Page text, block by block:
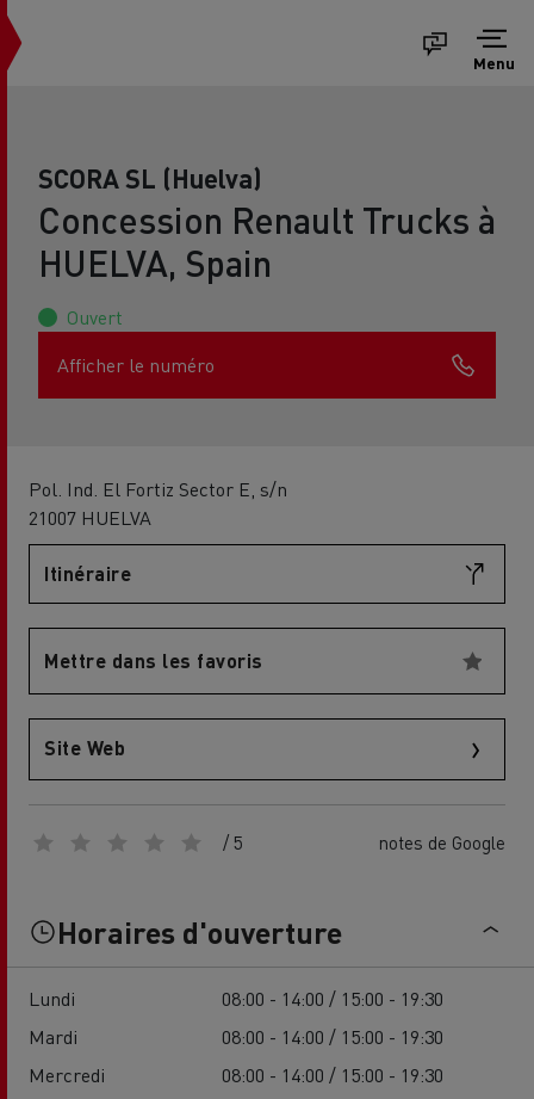
Menu
SCORA SL (Huelva)
Concession Renault Trucks à
HUELVA, Spain
Ouvert
Afficher le numéro
Pol. Ind. El Fortiz Sector E, s/n
21007 HUELVA
Itinéraire
Mettre dans les favoris
Site Web
/ 5 notes de Google
Horaires d'ouverture
Lundi
08:00 - 14:00 / 15:00 - 19:30
Mardi
08:00 - 14:00 / 15:00 - 19:30
Mercredi
08:00 - 14:00 / 15:00 - 19:30